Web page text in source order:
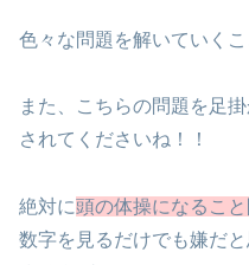
色々な問題を解いていく
また、こちらの問題を足
されてくださいね！！
絶対に頭の体操になるこ
数字を見るだけでも嫌だ